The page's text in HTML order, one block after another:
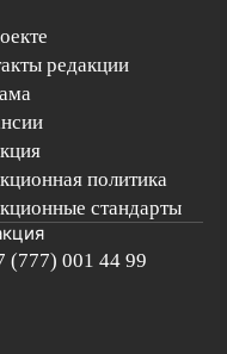
редакции
политика
стандарты
(777) 001 44 99